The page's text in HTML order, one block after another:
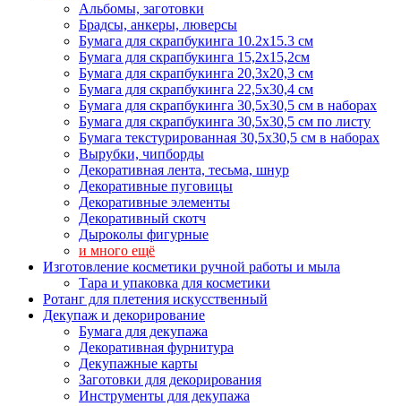
Альбомы, заготовки
Брадсы, анкеры, люверсы
Бумага для скрапбукинга 10.2х15.3 см
Бумага для скрапбукинга 15,2х15,2см
Бумага для скрапбукинга 20,3х20,3 см
Бумага для скрапбукинга 22,5х30,4 см
Бумага для скрапбукинга 30,5х30,5 см в наборах
Бумага для скрапбукинга 30,5х30,5 см по листу
Бумага текстурированная 30,5х30,5 см в наборах
Вырубки, чипборды
Декоративная лента, тесьма, шнур
Декоративные пуговицы
Декоративные элементы
Декоративный скотч
Дыроколы фигурные
и много ещё
Изготовление косметики ручной работы и мыла
Тара и упаковка для косметики
Ротанг для плетения искусственный
Декупаж и декорирование
Бумага для декупажа
Декоративная фурнитура
Декупажные карты
Заготовки для декорирования
Инструменты для декупажа